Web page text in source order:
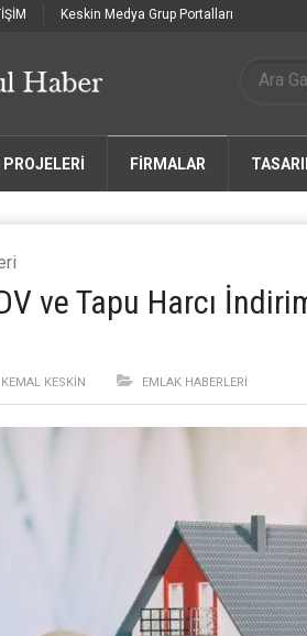
Keskin Medya Grup Portalları
FIRMALAR
ve Tapu Harcı
KEMAL KESKIN EMLAK HABERLERI